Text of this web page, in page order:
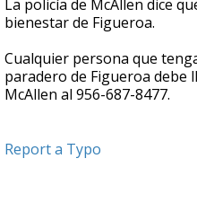
La policía de McAllen dice
bienestar de Figueroa.
Cualquier persona que
paradero de Figueroa debe
McAllen al 956-687-8477.
Report a Typo